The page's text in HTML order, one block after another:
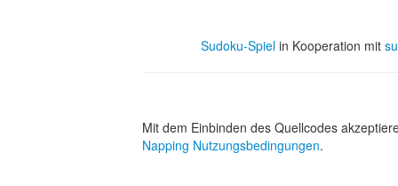
Sudoku-Spielin Kooperation mit
Mit dem Einbinden des Quellcodes
Napping Nutzungsbedingungen.